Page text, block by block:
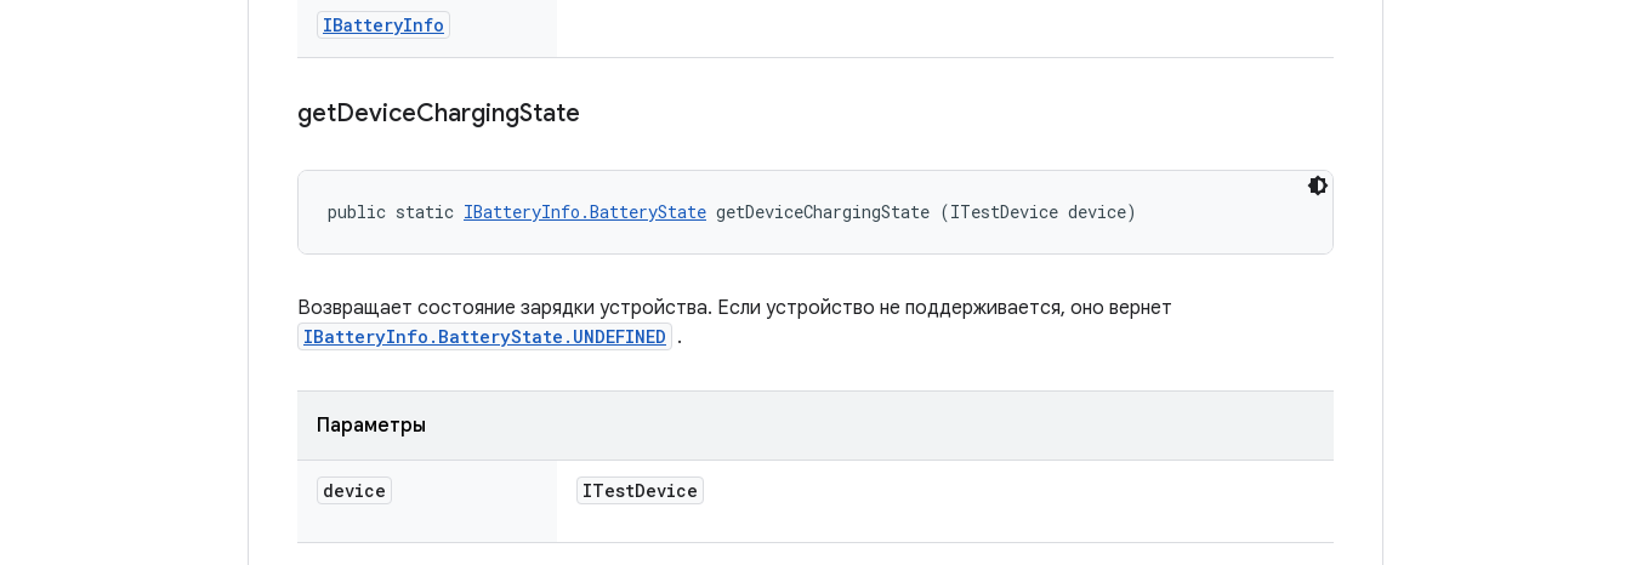
IBatteryInfo
getDeviceChargingState
public static IBatteryInfo.BatteryState getDeviceChargingState (ITestDevice device)
Возвращает состояние зарядки устройства. Если устройство не поддерживается, оно вернет
IBatteryInfo.BatteryState.UNDEFINED .
Параметры
device ITestDevice